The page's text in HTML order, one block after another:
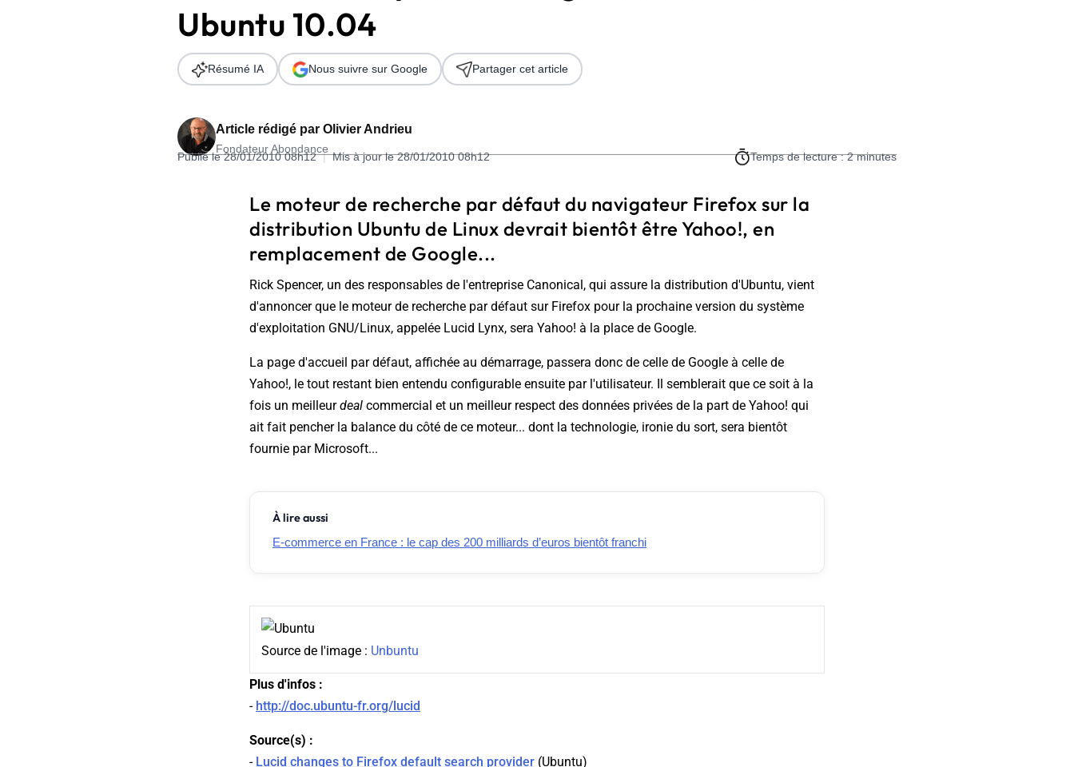
Télécharger l'Ebook
Formation SEO & GEO - Edition 2026
Ubuntu 10.04
Article rédigé par Olivier Andrieu
Fondateur Abondance
Publié le 28/01/2010 08h12 | Mis à jour le 28/01/2010 08h12 Temps de lecture : 2 minutes
Résumé IA Nous suivre sur Google Partager cet article
Le moteur de recherche par défaut du navigateur Firefox sur la
distribution Ubuntu de Linux devrait bientôt être Yahoo!, en
remplacement de Google...
Rick Spencer, un des responsables de l'entreprise Canonical, qui assure la distribution d'Ubuntu, vient
d'annoncer que le moteur de recherche par défaut sur Firefox pour la prochaine version du système
d'exploitation GNU/Linux, appelée Lucid Lynx, sera Yahoo! à la place de Google.
La page d'accueil par défaut, affichée au démarrage, passera donc de celle de Google à celle de
Yahoo!, le tout restant bien entendu configurable ensuite par l'utilisateur. Il semblerait que ce soit à la
fois un meilleurdeal commercial et un meilleur respect des données privées de la part de Yahoo! qui
ait fait pencher la balance du côté de ce moteur... dont la technologie, ironie du sort, sera bientôt
fournie par Microsoft...
À lire aussi
E-commerce en France : le cap des 200 milliards d’euros bientôt franchi
Source de l'image : Unbuntu
Plus d'infos :
- http://doc.ubuntu-fr.org/lucid
Source(s) :
- Lucid changes to Firefox default search provider (Ubuntu)